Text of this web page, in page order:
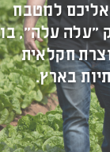
למטבח
"עלה עלה", בו
חקלאית
בארץ.